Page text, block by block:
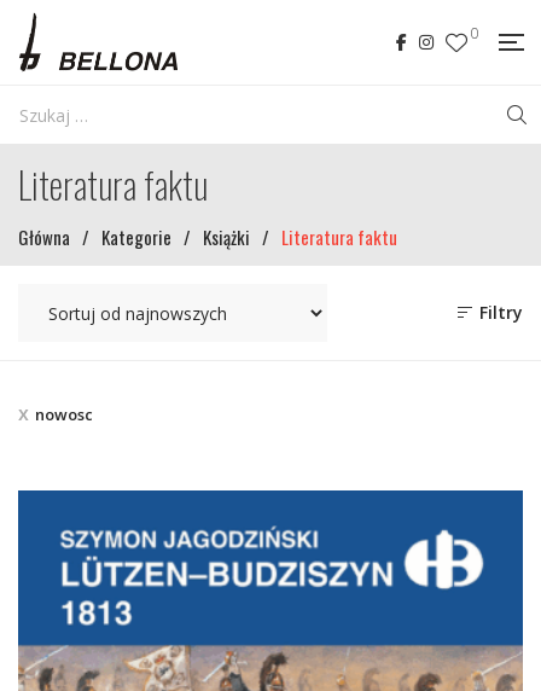
0
Literatura faktu
Główna / Kategorie / Książki / Literatura faktu
Filtry
nowosc